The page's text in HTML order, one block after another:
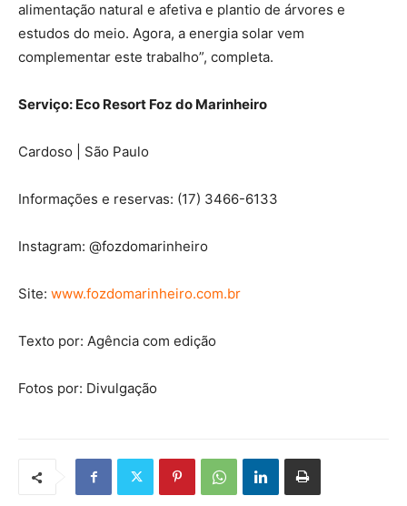
alimentação natural e afetiva e plantio de árvores e
estudos do meio. Agora, a energia solar vem
complementar este trabalho”, completa.
Serviço: Eco Resort Foz do Marinheiro
Cardoso | São Paulo
Informações e reservas: (17) 3466-6133
Instagram: @fozdomarinheiro
Site: www.fozdomarinheiro.com.br
Texto por: Agência com edição
Fotos por: Divulgação